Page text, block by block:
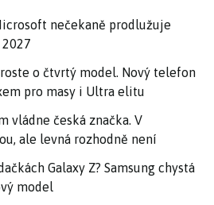
nečekaně prodlužuje
o čtvrtý model. Nový telefon
pro masy i Ultra elitu
vládne česká značka. V
ale levná rozhodně není
Galaxy Z? Samsung chystá
model